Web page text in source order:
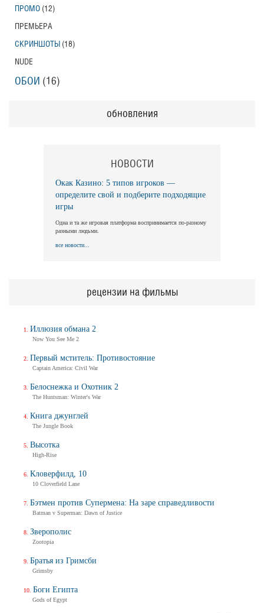
ПРОМО (12)
ПРЕМЬЕРА
СКРИНШОТЫ (18)
NUDE
ОБОИ (16)
обновления
НОВОСТИ
Окак Казино: 5 типов игроков —
определите свой и подберите подходящие
игры
Одна и та же игровая платформа воспринимается по-разному
разными людьми.
все новости...
рецензии на фильмы
Иллюзия обмана 2
Now You See Me 2
Первый мститель: Противостояние
Captain America: Civil War
Белоснежка и Охотник 2
The Huntsman: Winter's War
Книга джунглей
The Jungle Book
Высотка
High-Rise
Кловерфилд, 10
10 Cloverfield Lane
Бэтмен против Супермена: На заре справедливости
Batman v Superman: Dawn of Justice
Зверополис
Zootopia
Братья из Гримсби
Grimsby
Боги Египта
Gods of Egypt